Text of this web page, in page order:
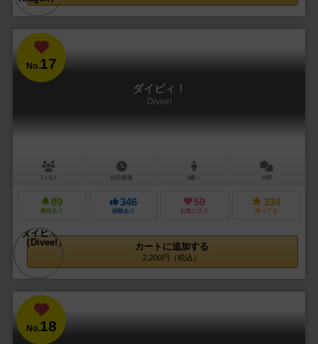
No.17
ダイビィ！
Divee!
1～6人 15分前後 6歳～ 14件
89
興味あり
346
経験あり
59
お気に入り
334
持ってる
カートに追加する
2,200円（税込）
No.18